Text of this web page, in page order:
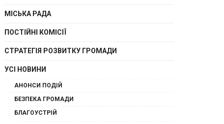
МІСЬКА РАДА
ПОСТІЙНІ КОМІСІЇ
СТРАТЕГІЯ РОЗВИТКУ ГРОМАДИ
УСІ НОВИНИ
АНОНСИ ПОДІЙ
БЕЗПЕКА ГРОМАДИ
БЛАГОУСТРІЙ